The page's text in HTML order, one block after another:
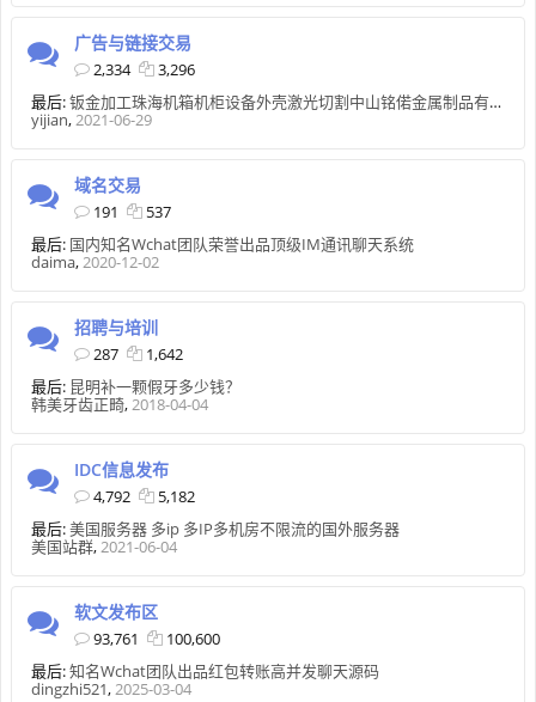
广告与链接交易
2,334
3,296
最后:钣金加工珠海机箱机柜设备外壳激光切割中山铭偌金属制品有限公司
yijian,2021-06-29
域名交易
191
537
最后: 国内知名Wchat团队荣誉出品顶级IM通讯聊天系统
daima,2020-12-02
招聘与培训
287
1,642
最后: 昆明补一颗假牙多少钱？
韩美牙齿正畸,2018-04-04
IDC信息发布
4,792
5,182
最后:美国服务器 多ip 多IP多机房不限流的国外服务器
美国站群,2021-06-04
软文发布区
93,761
100,600
最后:知名Wchat团队出品红包转账高并发聊天源码
dingzhi521,2025-03-04